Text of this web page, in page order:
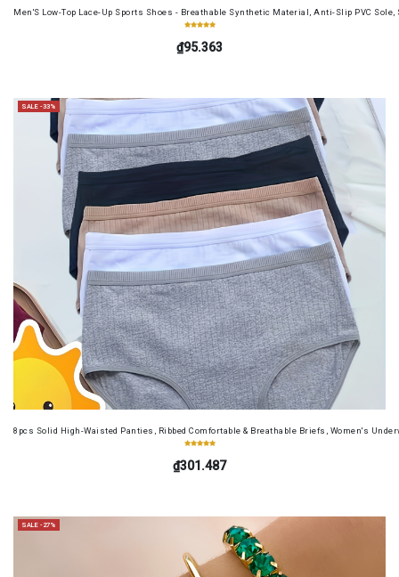
Men'S Low-Top Lace-Up Sports Shoes - Breathable Synthetic Material, Anti-Slip PVC
₫95.363
SALE -33%
8pcs Solid High-Waisted Panties, Ribbed Comfortable & Breathable Briefs, Women's
₫301.487
SALE -27%